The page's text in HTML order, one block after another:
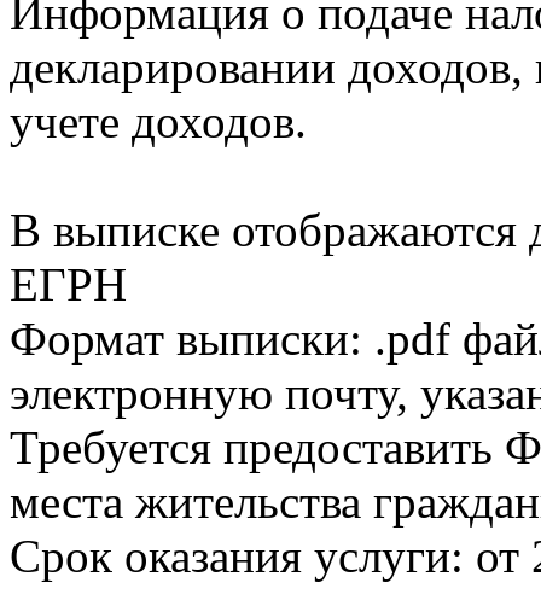
Информация о подаче
декларировании доходов,
учете доходов.
В выписке
ЕГРН
Формат выписки: .pdf
электронную почту,
Требуется
места жительства
Срок оказания услуги: от